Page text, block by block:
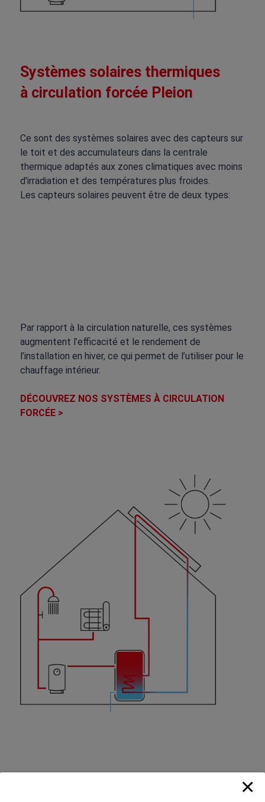
Systèmes solaires thermiques
à circulation forcée Pleion
Ce sont des systèmes solaires avec des capteurs sur
le toit et des accumulateurs dans la centrale
thermique adaptés aux zones climatiques avec moins
d'irradiation et des températures plus froides.
Les capteurs solaires peuvent être de deux types:
Par rapport à la circulation naturelle, ces systèmes
augmentent l’efficacité et le rendement de
l’installation en hiver, ce qui permet de l’utiliser pour le
chauffage intérieur.
DÉCOUVREZ NOS SYSTÈMES À CIRCULATION
FORCÉE >
×